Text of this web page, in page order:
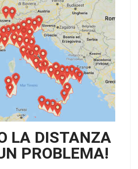
LA DISTANZA
PROBLEMA!